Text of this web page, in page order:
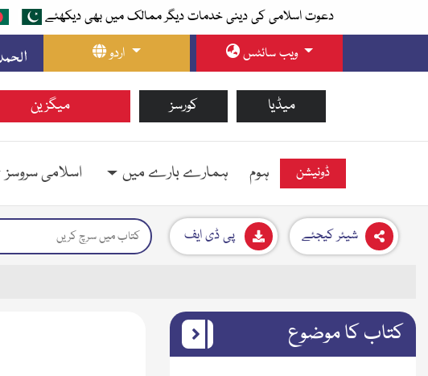
دعوت اسلامی کی دینی خدمات دیگر ممالک میں بھی دیکھئے
اردو
ویب سائٹس
میگزین کورسز میڈیا
ہوم ہمارے بارے میں اسلامی سروسز ڈونیشن
پی ڈی ایف شیئر کیجئے
کتاب کا موضوع